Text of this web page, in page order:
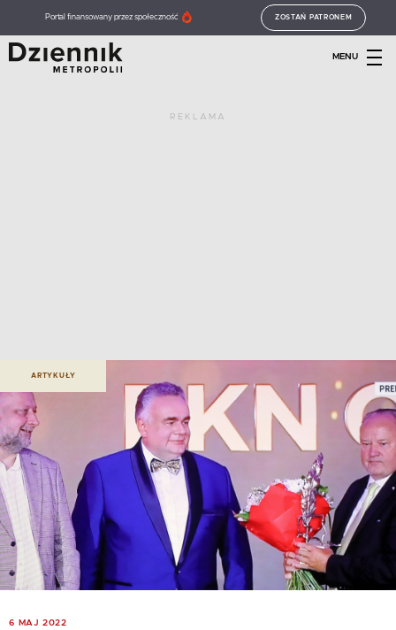
Portal finansowany przez społeczność ZOSTAŃ PATRONEM
MENU
REKLAMA
ARTYKUŁY
6 MAJ 2022